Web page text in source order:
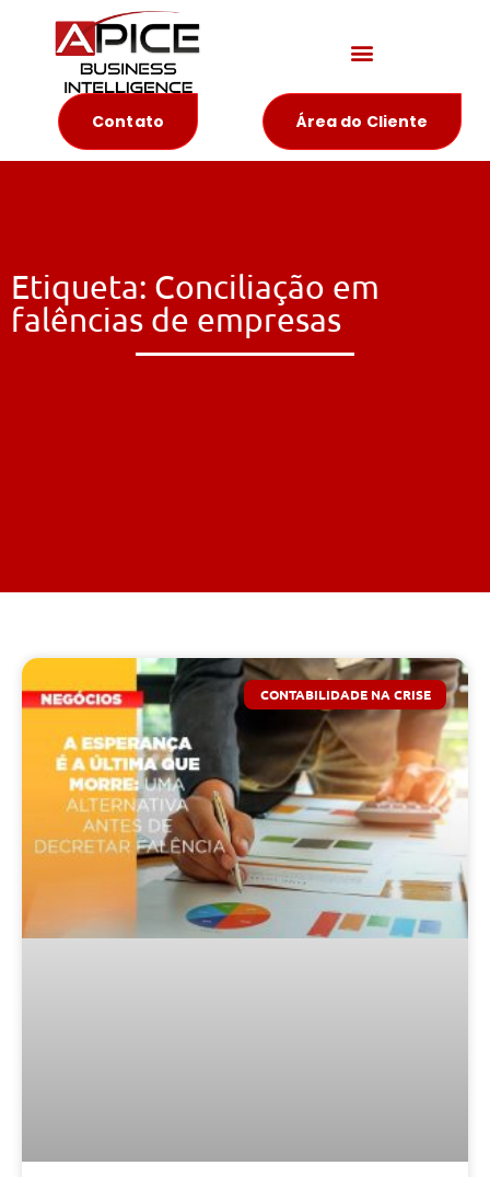
Contato Área do Cliente
Etiqueta: Conciliação em
falências de empresas
CONTABILIDADE NA CRISE